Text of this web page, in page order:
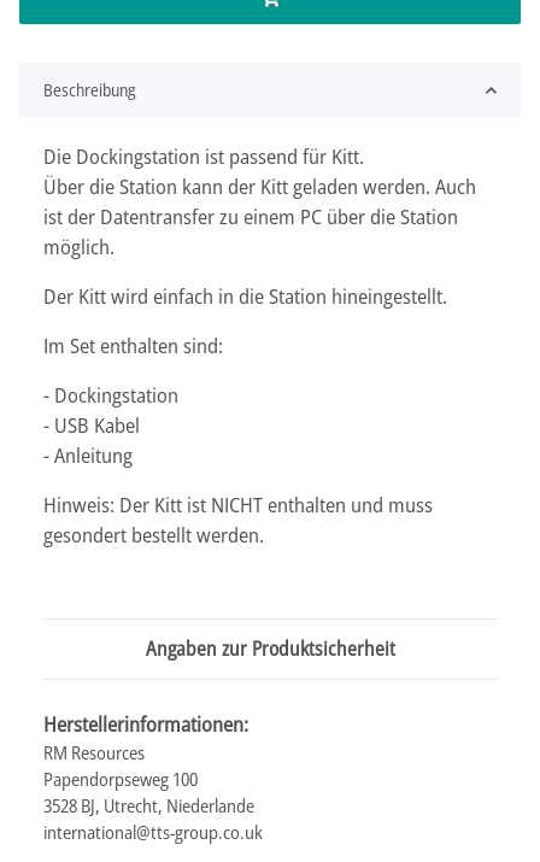
Beschreibung
Die Dockingstation ist passend für Kitt.
Über die Station kann der Kitt geladen werden. Auch
ist der Datentransfer zu einem PC über die Station
möglich.
Der Kitt wird einfach in die Station hineingestellt.
Im Set enthalten sind:
- Dockingstation
- USB Kabel
- Anleitung
Hinweis: Der Kitt ist NICHT enthalten und muss
gesondert bestellt werden.
Angaben zur Produktsicherheit
Herstellerinformationen:
RM Resources
Papendorpseweg 100
3528 BJ, Utrecht, Niederlande
international@tts-group.co.uk